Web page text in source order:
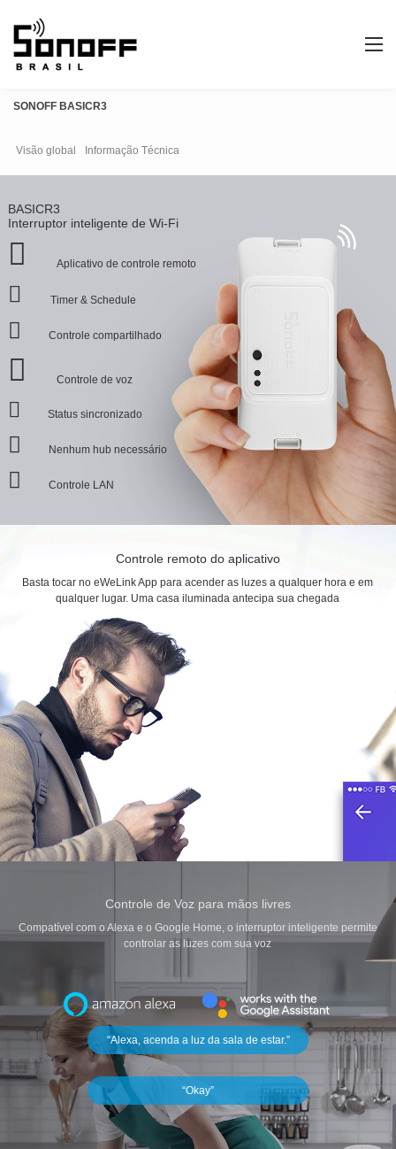
SONOFF BASICR3
Visão global Informação Técnica
BASICR3
Interruptor inteligente de Wi-Fi
Aplicativo de controle remoto
Timer & Schedule
Controle compartilhado
Controle de voz
Status sincronizado
Nenhum hub necessário
Controle LAN
Controle remoto do aplicativo
Basta tocar no eWeLink App para acender as luzes a qualquer hora e em
qualquer lugar. Uma casa iluminada antecipa sua chegada
Controle de Voz para mãos livres
Compatível com o Alexa e o Google Home, o interruptor inteligente permite
controlar as luzes com sua voz
“Alexa, acenda a luz da sala de estar.”
“Okay”